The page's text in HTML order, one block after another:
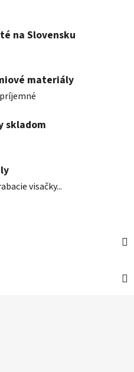
na Slovensku
materiály
skladom
visačky...